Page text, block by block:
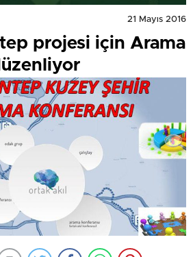
21 Mayıs 2016
projesi için Arama